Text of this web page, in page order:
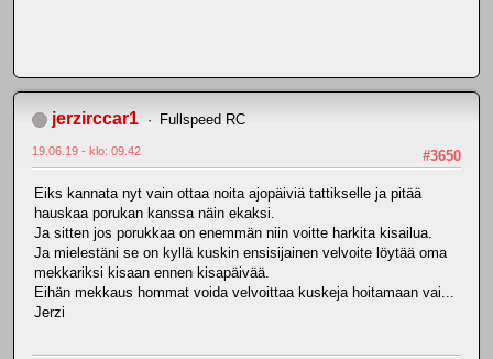
jerzirccar1 Fullspeed RC
#3650
19.06.19 - klo: 09.42
Eiks kannata nyt vain ottaa noita ajopäiviä tattikselle ja pitää
hauskaa porukan kanssa näin ekaksi.
Ja sitten jos porukkaa on enemmän niin voitte harkita kisailua.
Ja mielestäni se on kyllä kuskin ensisijainen velvoite löytää oma
mekkariksi kisaan ennen kisapäivää.
Eihän mekkaus hommat voida velvoittaa kuskeja hoitamaan vai...
Jerzi